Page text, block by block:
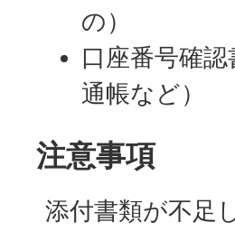
の）
口座番号確
通帳など）
注意事項
添付書類が不足